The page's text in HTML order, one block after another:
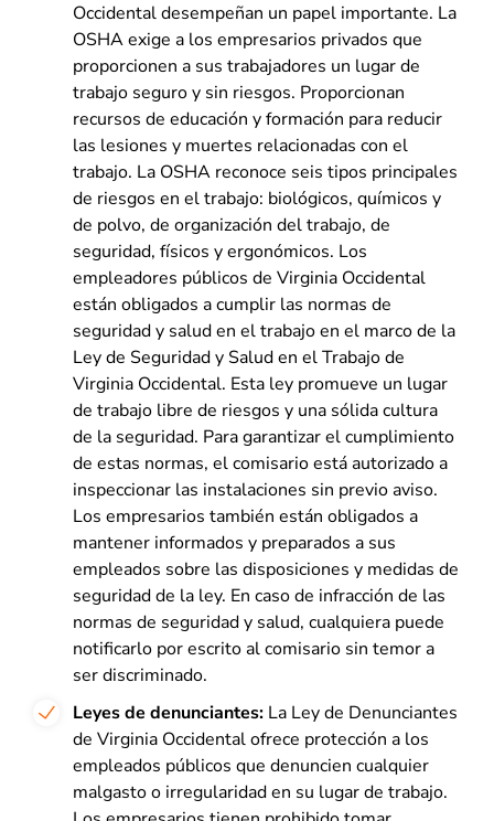
Occidental desempeñan un papel importante. La
OSHA exige a los empresarios privados que
proporcionen a sus trabajadores un lugar de
trabajo seguro y sin riesgos. Proporcionan
recursos de educación y formación para reducir
las lesiones y muertes relacionadas con el
trabajo. La OSHA reconoce seis tipos principales
de riesgos en el trabajo: biológicos, químicos y
de polvo, de organización del trabajo, de
seguridad, físicos y ergonómicos. Los
empleadores públicos de Virginia Occidental
están obligados a cumplir las normas de
seguridad y salud en el trabajo en el marco de la
Ley de Seguridad y Salud en el Trabajo de
Virginia Occidental. Esta ley promueve un lugar
de trabajo libre de riesgos y una sólida cultura
de la seguridad. Para garantizar el cumplimiento
de estas normas, el comisario está autorizado a
inspeccionar las instalaciones sin previo aviso.
Los empresarios también están obligados a
mantener informados y preparados a sus
empleados sobre las disposiciones y medidas de
seguridad de la ley. En caso de infracción de las
normas de seguridad y salud, cualquiera puede
notificarlo por escrito al comisario sin temor a
ser discriminado.
Leyes de denunciantes: La Ley de Denunciantes
de Virginia Occidental ofrece protección a los
empleados públicos que denuncien cualquier
malgasto o irregularidad en su lugar de trabajo.